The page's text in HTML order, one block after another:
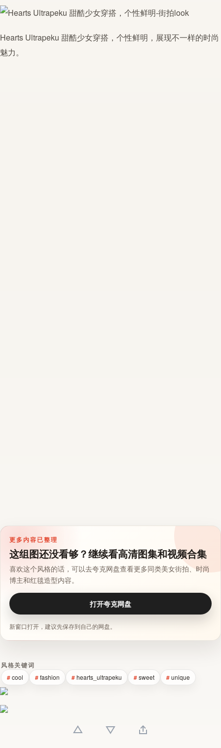
Hearts Ultrapeku 甜酷少女穿搭，个性鲜明，展现不一样的时尚
魅力。
更多内容已整理
这组图还没看够？继续看高清图集和视频合集
喜欢这个风格的话，可以去夸克网盘查看更多同类美女街拍、时尚
博主和红毯造型内容。
打开夸克网盘
新窗口打开，建议先保存到自己的网盘。
风格关键词
cool fashion hearts_ultrapeku sweet unique